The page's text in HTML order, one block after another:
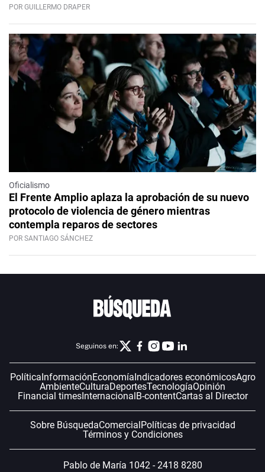
POR GUILLERMO DRAPER
Oficialismo
El Frente Amplio aplaza la aprobación de su nuevo
protocolo de violencia de género mientras
contempla reparos de sectores
POR SANTIAGO SÁNCHEZ
Seguinos en:
Política InformaciónEconomía Indicadores económicosAgro
AmbienteCulturaDeportesTecnologíaOpinión
Financial timesInternacional B-contentCartas al Director
Sobre BúsquedaComercial Políticas de privacidad
Términos y Condiciones
Pablo de María 1042 - 2418 8280